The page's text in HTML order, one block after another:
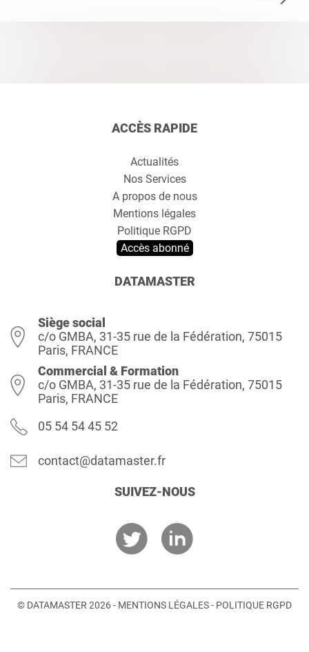
ACCÈS RAPIDE
Actualités
Nos Services
A propos de nous
Mentions légales
Politique RGPD
Accès abonné
DATAMASTER
Siège social
c/o GMBA, 31-35 rue de la Fédération, 75015
Paris, FRANCE
Commercial & Formation
c/o GMBA, 31-35 rue de la Fédération, 75015
Paris, FRANCE
05 54 54 45 52
contact@datamaster.fr
SUIVEZ-NOUS
© DATAMASTER 2026 - MENTIONS LÉGALES- POLITIQUE RGPD